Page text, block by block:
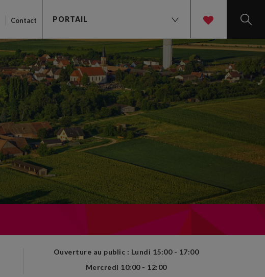
Contact PORTAIL
Ouverture au public : Lundi 15:00 - 17:00
Mercredi 10:00 - 12:00